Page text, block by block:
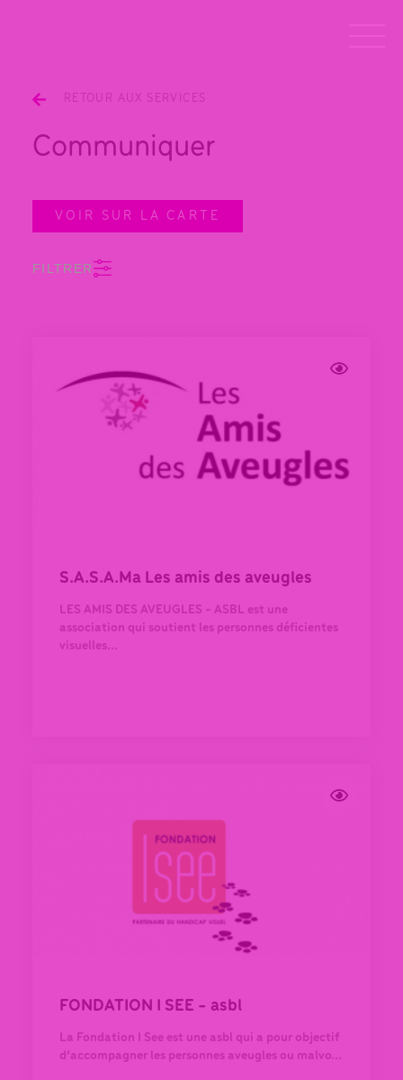
RETOUR AUX SERVICES
Communiquer
VOIR SUR LA CARTE
FILTRER
S.A.S.A.Ma Les amis des aveugles
LES AMIS DES AVEUGLES - ASBL est une
association qui soutient les personnes déficientes
visuelles...
FONDATION I SEE - asbl
La Fondation I See est une asbl qui a pour objectif
d’accompagner les personnes aveugles ou malvo...